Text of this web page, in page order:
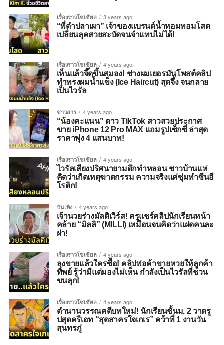
เรื่องราวโซเชียล 3 years ago
“พี่ดำปลาเผา” เจ้าของแบรนด์น้ำหอมทอมโสด
เปลี่ยนลุคสวยสะบัดจนจำแทบไม่ได้!
เรื่องราวโซเชียล 4 years ago
เห็นแล้วจี๊ดขึ้นสมอง! ช่างผมเยอรมันโพสต์คลิป
ทำทรงผมน้ำแข็ง (Ice Haircut) สุดจึ้ง จนกลาย
เป็นไวรัล
ข่าวสาร 4 years ago
“น้องคะแนน” ดาว TikTok สาวสวยประกาศ
ขาย iPhone 12 Pro MAX แถมรูปเซ็กซี่ ล่าสุด
ราคาพุ่ง 4 แสนบาท!
เรื่องราวโซเชียล 4 years ago
ไวรัลเสียงปริศนายามดึกทำหลอน ชาวบ้านแห่
คิดว่าเกิดเหตุฆาตกรรม ความจริงแค่ซุ่มทำซีนอี
โรติก!
บันเทิง 4 years ago
เจ้านวยร่างมัลติเวิร์ส! ครูแชร์คลิปนักเรียนหน้า
คล้าย “มิลลิ” (MILLI) เหมือนจนคิดว่าแฝดคนละ
ฝา!
เรื่องราวโซเชียล 4 years ago
ลุงขายแล้วใครซื้อ! คลิปพ่อค้าขายหวยให้ลูกค้า
ทิพย์ รู้ว่ามีแต่มองไม่เห็น กำลังเป็นไวรัลที่ชวน
ขนลุก!
เรื่องราวโซเชียล 4 years ago
ตำนานวรรณคดีบทใหม่! นักเรียนชั้นม. 2 วาดรู
ปสุดครีเอท “สุดสาครใจเกเร” คว้าที่ 1 งานวัน
สุนทรภู่